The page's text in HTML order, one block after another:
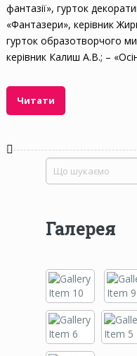
фантазії», гурток
«Фантазери», керівник
гурток образотворчого
керівник Калиш А.В.; –
Читати
Галерея